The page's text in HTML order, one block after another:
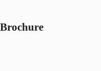
Brochure